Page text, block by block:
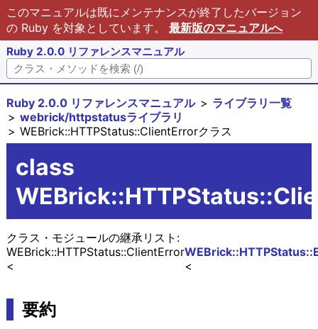
このマニュアルは既にメンテナンスが終了したバージョン
の Ruby を対象としています。 最新版のマニュアルへ
Ruby 2.0.0 リファレンスマニュアル
Ruby 2.0.0 リファレンスマニュアル
ライブラリ一覧
webrick/httpstatusライブラリ
WEBrick::HTTPStatus::ClientErrorクラス
class
クラス・モジュールの継承リスト:
WEBrick::HTTPStatus::ClientError
要約